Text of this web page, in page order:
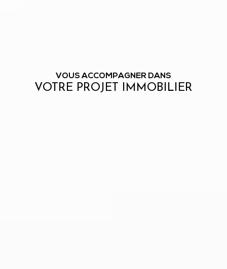
VOUS ACCOMPAGNER DANS
VOTRE PROJET IMMOBILIER